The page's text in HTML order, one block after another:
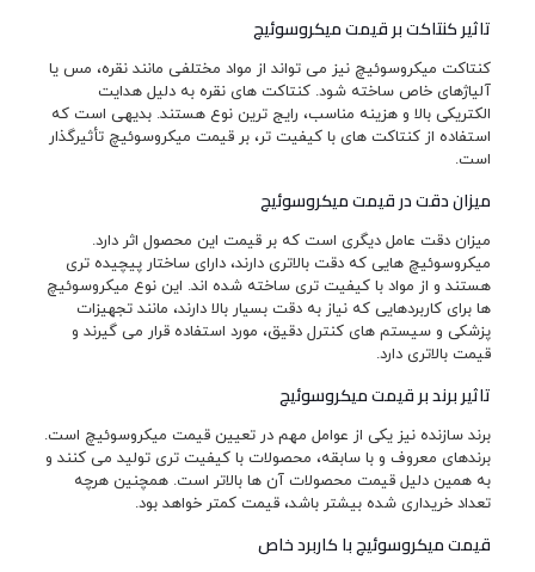
تاثیر کنتاکت بر قیمت میکروسوئیچ
کنتاکت میکروسوئیچ نیز می تواند از مواد مختلفی مانند نقره، مس یا
آلیاژهای خاص ساخته شود. کنتاکت های نقره به دلیل هدایت
الکتریکی بالا و هزینه مناسب، رایج ترین نوع هستند. بدیهی است که
استفاده از کنتاکت های با کیفیت تر، بر قیمت میکروسوئیچ تأثیرگذار
است.
میزان دقت در قیمت میکروسوئیچ
میزان دقت عامل دیگری است که بر قیمت این محصول اثر دارد.
میکروسوئیچ هایی که دقت بالاتری دارند، دارای ساختار پیچیده تری
هستند و از مواد با کیفیت تری ساخته شده اند. این نوع میکروسوئیچ
ها برای کاربردهایی که نیاز به دقت بسیار بالا دارند، مانند تجهیزات
پزشکی و سیستم های کنترل دقیق، مورد استفاده قرار می گیرند و
قیمت بالاتری دارد.
تاثیر برند بر قیمت میکروسوئیچ
برند سازنده نیز یکی از عوامل مهم در تعیین قیمت میکروسوئیچ است.
برندهای معروف و با سابقه، محصولات با کیفیت تری تولید می کنند و
به همین دلیل قیمت محصولات آن ها بالاتر است. همچنین هرچه
تعداد خریداری شده بیشتر باشد، قیمت کمتر خواهد بود.
قیمت میکروسوئیچ با کاربرد خاص